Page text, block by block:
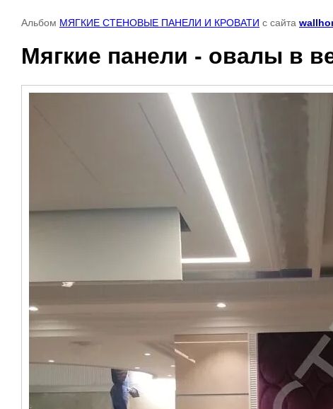
Альбом МЯГКИЕ СТЕНОВЫЕ ПАНЕЛИ И КРОВАТИ с сайта
Мягкие панели - овалы в